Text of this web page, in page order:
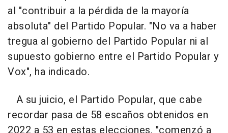
al "contribuir a la pérdida de la mayoría
absoluta" del Partido Popular. "No va a haber
tregua al gobierno del Partido Popular ni al
supuesto gobierno entre el Partido Popular y
Vox", ha indicado.
A su juicio, el Partido Popular, que cabe
recordar pasa de 58 escaños obtenidos en